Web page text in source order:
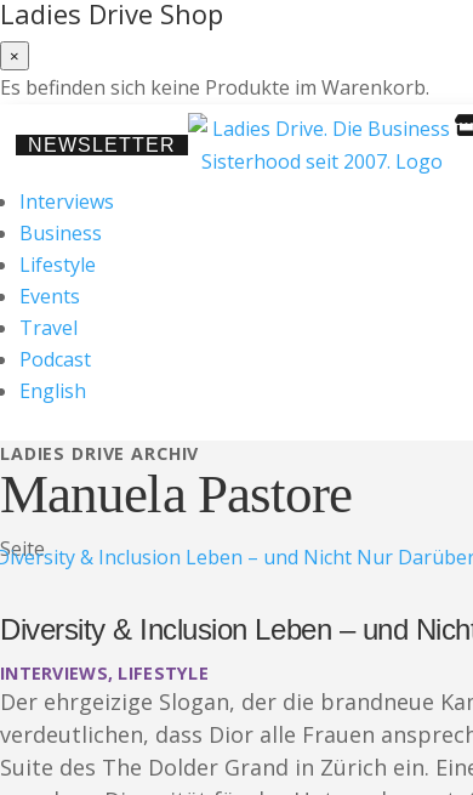
Ladies Drive Shop
×
Es befinden sich keine Produkte im Warenkorb.
NEWSLETTER
Interviews
Business
Lifestyle
Events
Travel
Podcast
English
LADIES DRIVE ARCHIV
Manuela Pastore
Seite
Diversity & Inclusion Leben – und
INTERVIEWS, LIFESTYLE
Der ehrgeizige Slogan, der die brandneue
verdeutlichen, dass Dior alle Frauen
Suite des The Dolder Grand in Zürich ein.